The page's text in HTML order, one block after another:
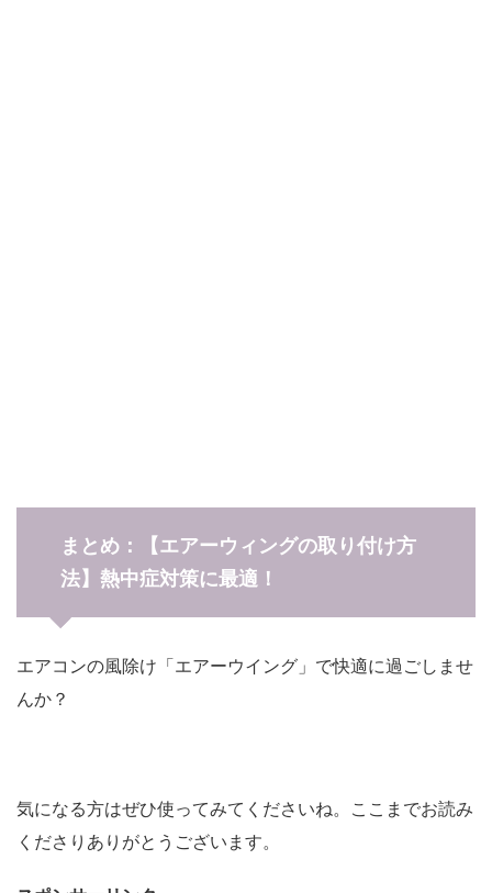
まとめ：【エアーウィングの取り付け方
法】熱中症対策に最適！
エアコンの風除け「エアーウイング」で快適に過ごしませ
んか？
気になる方はぜひ使ってみてくださいね。ここまでお読み
くださりありがとうございます。